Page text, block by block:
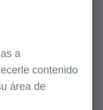
modificador
a
contenido
área de